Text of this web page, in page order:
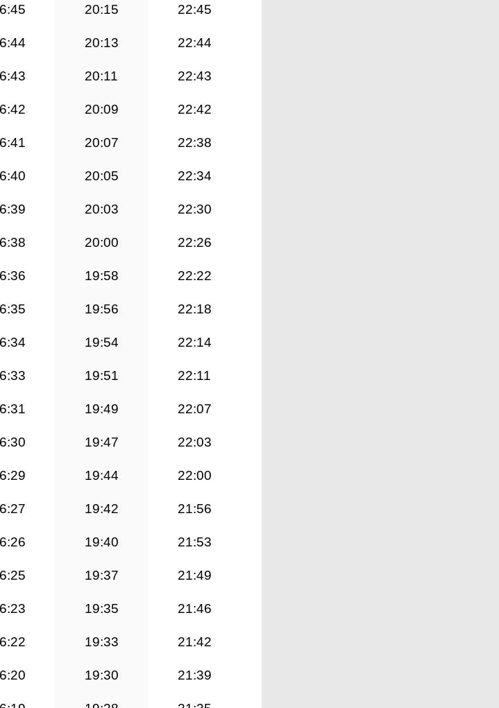
20:15 22:45
20:13 22:44
20:11 22:43
20:09 22:42
20:07 22:38
20:05 22:34
20:03 22:30
20:00 22:26
19:58 22:22
19:56 22:18
19:54 22:14
19:51 22:11
19:49 22:07
19:47 22:03
19:44 22:00
19:42 21:56
19:40 21:53
19:37 21:49
19:35 21:46
19:33 21:42
19:30 21:39